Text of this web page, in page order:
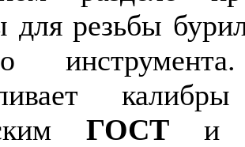
для резьбы
ГОСТ